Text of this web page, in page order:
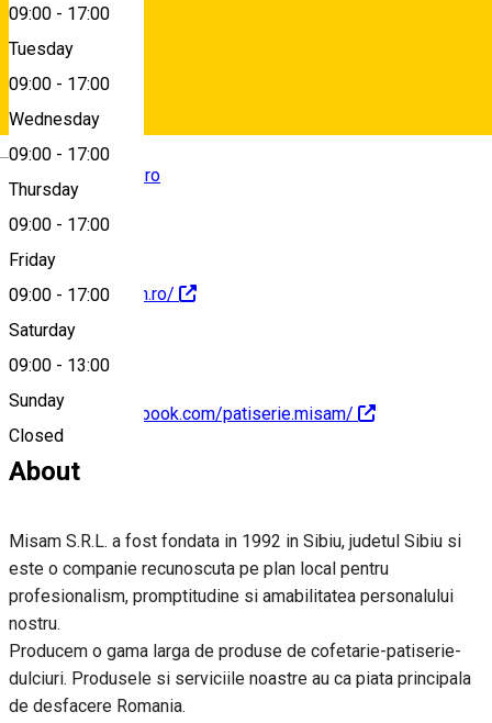
Deutsch
09:00 - 17:00
Tuesday
09:00 - 17:00
Wednesday
09:00 - 17:00
Thursday
09:00 - 17:00
Friday
09:00 - 17:00
Saturday
09:00 - 13:00
Sunday
Closed
Map
comenzi@misam.ro
http://www.misam.ro/
https://www.facebook.com/patiserie.misam/
About
Misam S.R.L. a fost fondata in 1992 in Sibiu, judetul Sibiu si
este o companie recunoscuta pe plan local pentru
profesionalism, promptitudine si amabilitatea personalului
nostru.
Producem o gama larga de produse de cofetarie-patiserie-
dulciuri. Produsele si serviciile noastre au ca piata principala
de desfacere Romania.